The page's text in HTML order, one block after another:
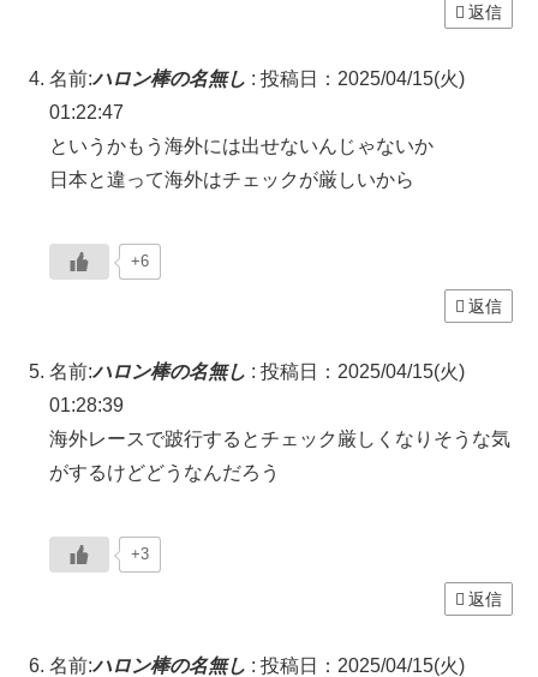
返信
名前:ハロン棒の名無し : 投稿日：2025/04/15(火)
01:22:47
というかもう海外には出せないんじゃないか
日本と違って海外はチェックが厳しいから
+6
返信
名前:ハロン棒の名無し : 投稿日：2025/04/15(火)
01:28:39
海外レースで跛行するとチェック厳しくなりそうな気
がするけどどうなんだろう
+3
返信
名前:ハロン棒の名無し : 投稿日：2025/04/15(火)